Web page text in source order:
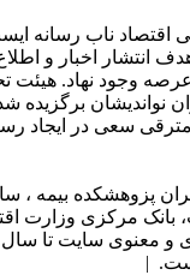
اقتصاد ناب رسانه‌
انتشار اخبار و
وجود نهاد. هیئت
نواندیشان برگزیده
سعی در ایجاد
پزوهشکده بیمه ،
مرکزی وزارت
|